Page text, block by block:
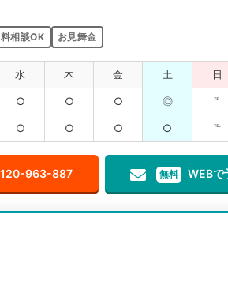
相談OK お見舞金
水 木 金 土 日
○ ○ ○ ◎ ℡
○ ○ ○ ○ ℡
963-887 無料 WEBで